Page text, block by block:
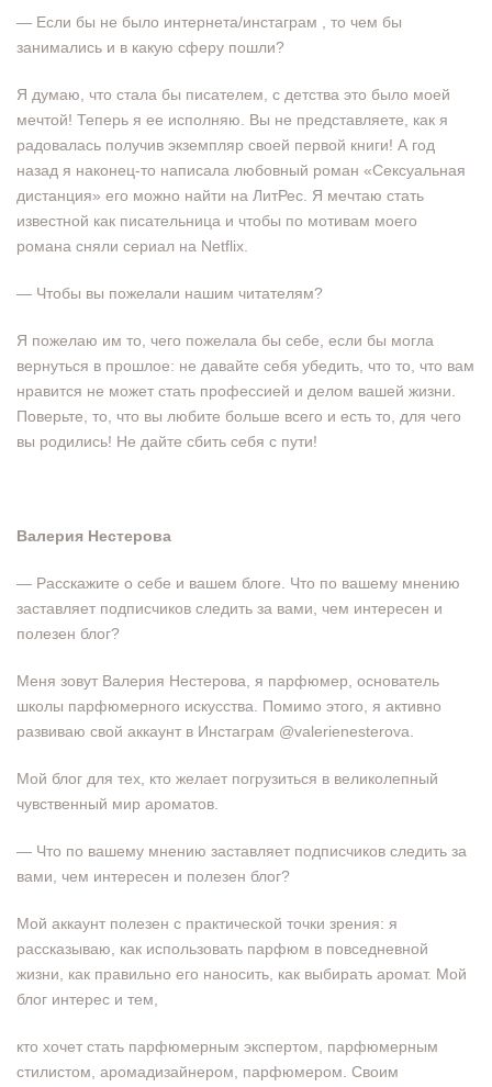
— Если бы не было интернета/инстаграм , то чем бы
занимались и в какую сферу пошли?
Я думаю, что стала бы писателем, с детства это было моей
мечтой! Теперь я ее исполняю. Вы не представляете, как я
радовалась получив экземпляр своей первой книги! А год
назад я наконец-то написала любовный роман «Сексуальная
дистанция» его можно найти на ЛитРес. Я мечтаю стать
известной как писательница и чтобы по мотивам моего
романа сняли сериал на Netflix.
— Чтобы вы пожелали нашим читателям?
Я пожелаю им то, чего пожелала бы себе, если бы могла
вернуться в прошлое: не давайте себя убедить, что то, что вам
нравится не может стать профессией и делом вашей жизни.
Поверьте, то, что вы любите больше всего и есть то, для чего
вы родились! Не дайте сбить себя с пути!
Валерия Нестерова
— Расскажите о себе и вашем блоге. Что по вашему мнению
заставляет подписчиков следить за вами, чем интересен и
полезен блог?
Меня зовут Валерия Нестерова, я парфюмер, основатель
школы парфюмерного искусства. Помимо этого, я активно
развиваю свой аккаунт в Инстаграм @valerienesterova.
Мой блог для тех, кто желает погрузиться в великолепный
чувственный мир ароматов.
— Что по вашему мнению заставляет подписчиков следить за
вами, чем интересен и полезен блог?
Мой аккаунт полезен с практической точки зрения: я
рассказываю, как использовать парфюм в повседневной
жизни, как правильно его наносить, как выбирать аромат. Мой
блог интерес и тем,
кто хочет стать парфюмерным экспертом, парфюмерным
стилистом, аромадизайнером, парфюмером. Своим